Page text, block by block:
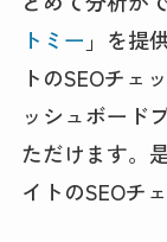
トミー 」を提
トのSEOチェ
ッシュボード
ただけます。是
イトのSEOチ